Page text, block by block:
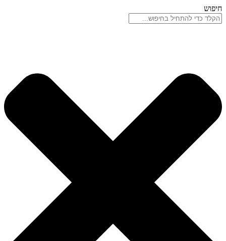
דלג
לתוכן
חיפוש